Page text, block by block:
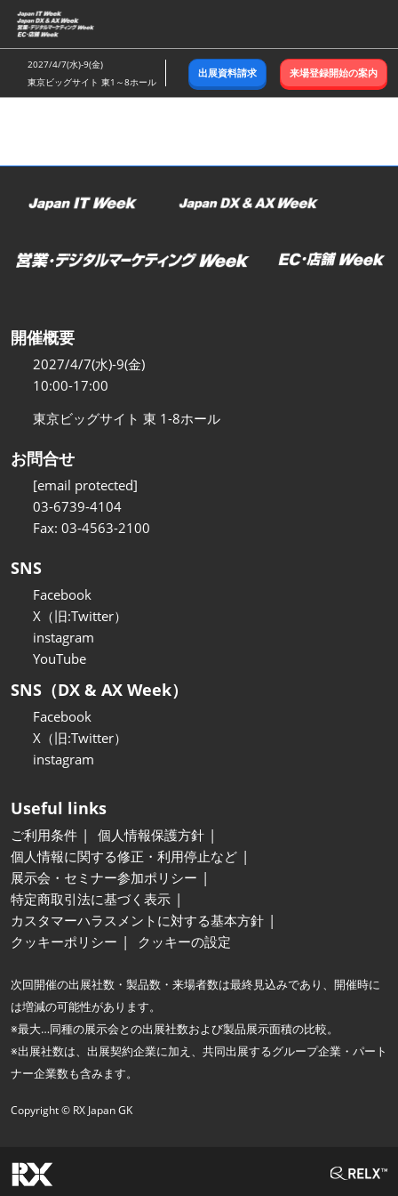
ス
キ
ッ
し
む
2027/4/7(水)-9(金)
東京ビッグサイト 東1～8ホール
出展資料請求 来場登録開始の案内
開催概要
2027/4/7(水)-9(金)
10:00-17:00
東京ビッグサイト 東 1-8ホール
お問合せ
[email protected]
03-6739-4104
Fax: 03-4563-2100
SNS
Facebook
X（旧:Twitter）
instagram
YouTube
SNS（DX & AX Week）
Facebook
X（旧:Twitter）
instagram
Useful links
ご利用条件
個人情報保護方針
個人情報に関する修正・利用停止など
展示会・セミナー参加ポリシー
特定商取引法に基づく表示
カスタマーハラスメントに対する基本方針
クッキーポリシー
クッキーの設定
次回開催の出展社数・製品数・来場者数は最終見込みであり、開催時に
は増減の可能性があります。
※最大…同種の展示会との出展社数および製品展示面積の比較。
※出展社数は、出展契約企業に加え、共同出展するグループ企業・パート
ナー企業数も含みます。
Copyright © RX Japan GK